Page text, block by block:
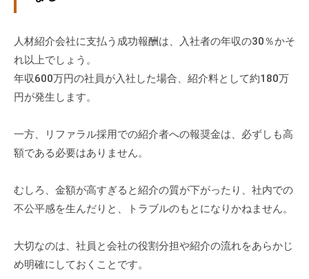
人材紹介会社に支払う成功報酬は、入社者の年収の30％かそ
れ以上でしょう。
年収600万円の社員が入社した場合、紹介料として約180万
円が発生します。
一方、リファラル採用での紹介者への報奨金は、必ずしも高
額である必要はありません。
むしろ、金額が高すぎると紹介の質が下がったり、社内での
不公平感を生んだりと、トラブルのもとになりかねません。
大切なのは、社員と会社の役割分担や紹介の流れをあらかじ
め明確にしておくことです。